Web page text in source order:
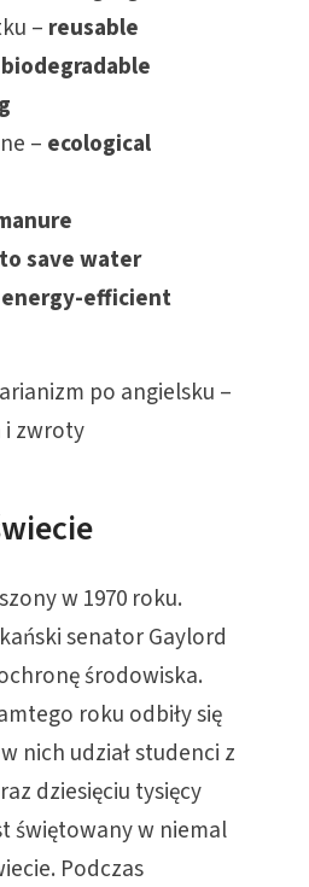
– reusable
biodegradable
– ecological
to save water
energy-efficient
po angielsku –
i zwroty
w 1970 roku.
senator Gaylord
środowiska.
roku odbiły się
nich udział studenci z
dziesięciu tysięcy
świętowany w niemal
Podczas